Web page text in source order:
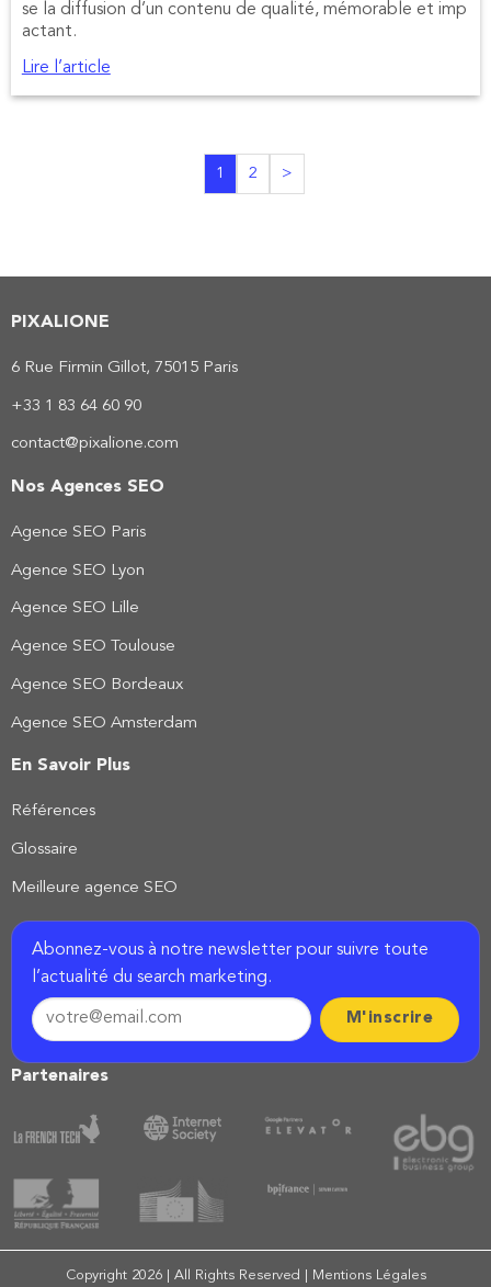
se la diffusion d’un contenu de qualité, mémorable et imp
actant.
Lire l’article
1 2 >
PIXALIONE
6 Rue Firmin Gillot, 75015 Paris
+33 1 83 64 60 90
contact@pixalione.com
Nos Agences SEO
Agence SEO Paris
Agence SEO Lyon
Agence SEO Lille
Agence SEO Toulouse
Agence SEO Bordeaux
Agence SEO Amsterdam
En Savoir Plus
Références
Glossaire
Meilleure agence SEO
Abonnez-vous à notre newsletter pour suivre toute
l’actualité du search marketing.
Partenaires
Copyright 2026 | All Rights Reserved | Mentions Légales